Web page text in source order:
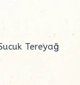
Tereyağ